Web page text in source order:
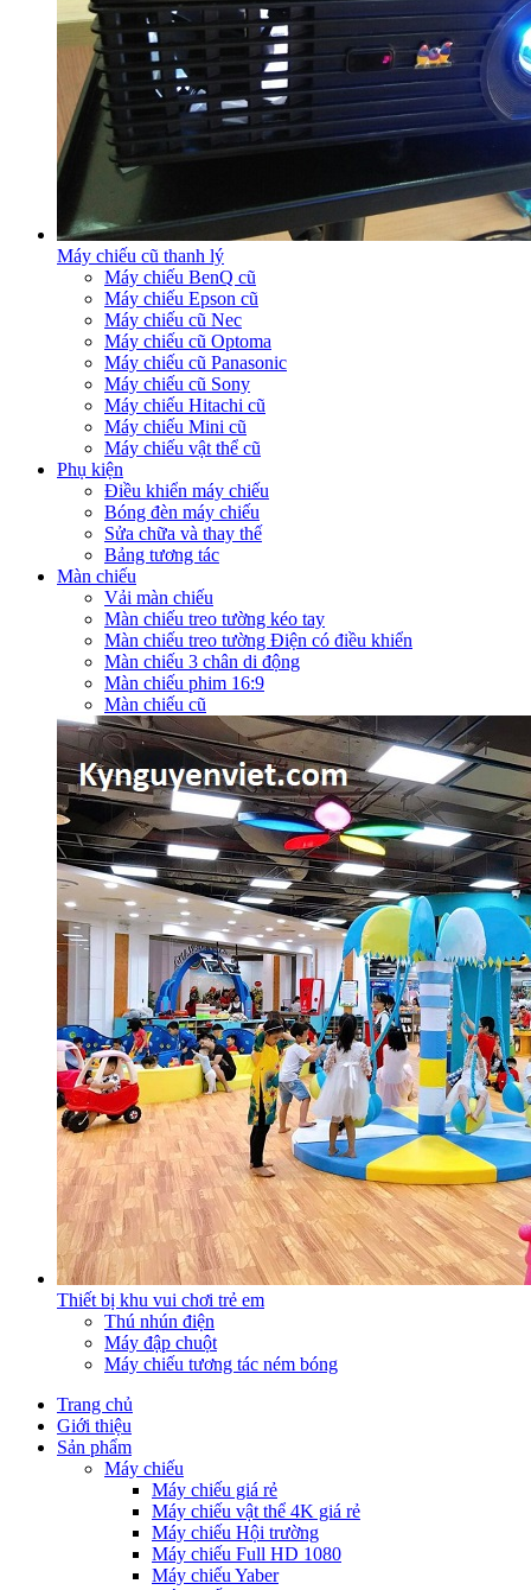
Máy chiếu cũ thanh lý
Máy chiếu BenQ cũ
Máy chiếu Epson cũ
Máy chiếu cũ Nec
Máy chiếu cũ Optoma
Máy chiếu cũ Panasonic
Máy chiếu cũ Sony
Máy chiếu Hitachi cũ
Máy chiếu Mini cũ
Máy chiếu vật thể cũ
Phụ kiện
Điều khiển máy chiếu
Bóng đèn máy chiếu
Sửa chữa và thay thế
Bảng tương tác
Màn chiếu
Vải màn chiếu
Màn chiếu treo tường kéo tay
Màn chiếu treo tường Điện có điều khiển
Màn chiếu 3 chân di động
Màn chiếu phim 16:9
Màn chiếu cũ
Thiết bị khu vui chơi trẻ em
Thú nhún điện
Máy đập chuột
Máy chiếu tương tác ném bóng
Trang chủ
Giới thiệu
Sản phẩm
Máy chiếu
Máy chiếu giá rẻ
Máy chiếu vật thể 4K giá rẻ
Máy chiếu Hội trường
Máy chiếu Full HD 1080
Máy chiếu Yaber